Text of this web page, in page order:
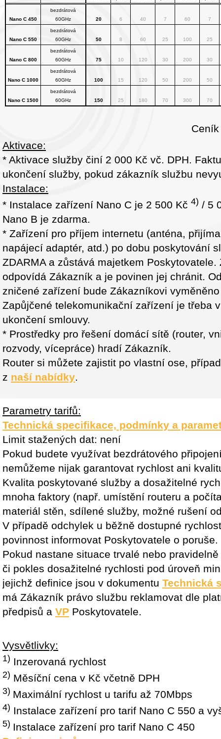
Nano C 450
bezdrátová
60GHz
20 6 40 7 60 7
Nano C 550
bezdrátová
60GHz
50 8 60 25 100 25
Nano C 800
bezdrátová
60GHz
75 10 120 30 200 30
Nano C 1000
bezdrátová
60GHz
100 15 120 50 200 50
Nano C 1500
bezdrátová
60GHz
150 25 180 70 300 70
Aktivace:
* Aktivace služby činí 2 000 Kč vč. DPH.
ukončení služby, pokud zákazník službu
Instalace:
* Instalace zařízení Nano C je 2 500 Kč 4) / 5
Nano B je zdarma.
* Zařízení pro příjem internetu (anténa,
napájecí adaptér, atd.) po dobu poskytování
ZDARMA a zůstává majetkem
odpovídá Zákazník a je povinen jej chránit.
zničené zařízení bude Zákazníkovi
Zapůjčené telekomunikační zařízení je třeba
ukončení smlouvy.
* Prostředky pro řešení domácí sítě (router,
rozvody, vícepráce) hradí Zákazník.
Router si můžete zajistit po vlastní ose,
z naší nabídky
Parametry tarifů:
Technická specifikace, podmínky a
Limit stažených dat: není
Pokud budete využívat bezdrátového
nemůžeme nijak garantovat rychlost ani
Kvalita poskytované služby a dosažitelné
mnoha faktory (např. umístění routeru a
materiál stěn, sdílené služby, možné rušení
V případě odchylek u běžně dostupné
povinnost informovat Poskytovatele o poruše.
Pokud nastane situace trvalé nebo
či pokles dosažitelné rychlosti pod úroveň
jejichž definice jsou v dokumentu Technická
má Zákazník právo službu reklamovat dle
předpisů a VP Poskytovatele.
Vysvětlivky:
1) Inzerovaná rychlost
2) Měsíční cena v Kč včetně DPH
3) Maximální rychlost u tarifu až 70Mbps
4) Instalace zařízení pro tarif Nano C 550 a
5) Instalace zařízení pro tarif Nano C 450